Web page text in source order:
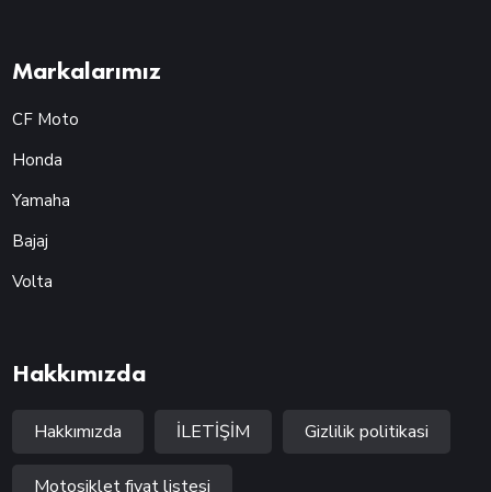
Markalarımız
CF Moto
Honda
Yamaha
Bajaj
Volta
Hakkımızda
Hakkımızda İLETİŞİM Gizlilik politikasi
Motosiklet fiyat listesi